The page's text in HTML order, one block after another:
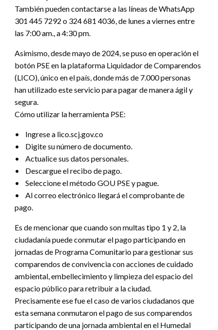
También pueden contactarse a las líneas de WhatsApp
301 445 7292 o 324 681 4036, de lunes a viernes entre
las 7:00 am., a 4:30 pm.
Asimismo, desde mayo de 2024, se puso en operación el
botón PSE en la plataforma Liquidador de Comparendos
(LICO), único en el país, donde más de 7.000 personas
han utilizado este servicio para pagar de manera ágil y
segura.
Cómo utilizar la herramienta PSE:
• Ingrese a lico.scj.gov.co
• Digite su número de documento.
• Actualice sus datos personales.
• Descargue el recibo de pago.
• Seleccione el método GOU PSE y pague.
• Al correo electrónico llegará el comprobante de
pago.
Es de mencionar que cuando son multas tipo 1 y 2, la
ciudadanía puede conmutar el pago participando en
jornadas de Programa Comunitario para gestionar sus
comparendos de convivencia con acciones de cuidado
ambiental, embellecimiento y limpieza del espacio del
espacio público para retribuir a la ciudad.
Precisamente ese fue el caso de varios ciudadanos que
esta semana conmutaron el pago de sus comparendos
participando de una jornada ambiental en el Humedal